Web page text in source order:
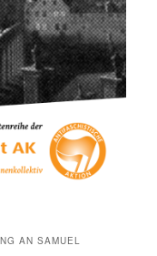
AN SAMUEL